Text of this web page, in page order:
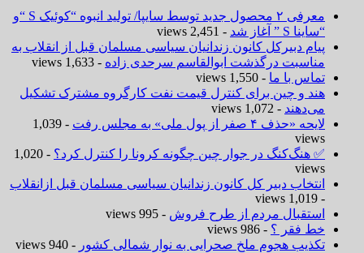
معرفی ۲ محصول جدید توسط سایپا/ تولید انبوه “کوئیک S “و
“ساینا S ” آغاز شد
- 2,451 views
پیام دبیرکل کانون زندانیان سیاسی مسلمان قبل از انقلاب به
مناسبت درگذشت ابوالقاسم سرحدی زاده - 1,633 views
تماس با ما - 1,550 views
هند و چین برای کنترل قیمت نفت کارگروه مشترک تشکیل
می‌دهند - 1,072 views
لایحه «حذف ۴ صفر از پول ملی» به مجلس رفت
- 1,039
views
✅ هنگ‌کنگ در جوار چین چگونه کرونا را کنترل کرد؟
- 1,020
views
انتخاب دبیر کل کانون زندانیان سیاسی مسلمان قبل ازانقلاب
- 1,019 views
استقبال مردم از طرح فروش - 995 views
خط فقر ؟ - 986 views
تکذیب هجوم ملخ صحرایی به نوار شمالی کشور - 940 views